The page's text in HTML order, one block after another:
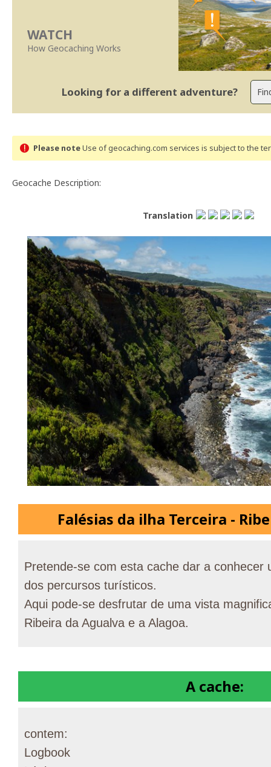
WATCH
How Geocaching Works
Looking for a different adventure?
Please noteUse of geocaching.com services is subject to the
Geocache Description:
Translation
Falésias da ilha Terceira -
Pretende-se com esta cache dar a conhecer
dos percursos turísticos.
Aqui pode-se desfrutar de uma vista
Ribeira da Agualva e a Alagoa.
A cache:
contem:
Logbook